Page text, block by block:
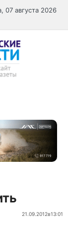
07 августа 2026
21.09.2012в13:01